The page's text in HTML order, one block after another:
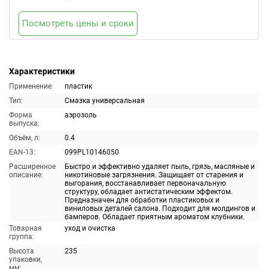
Характеристики
Применение:
пластик
Тип:
Смазка универсальная
Форма
выпуска:
аэрозоль
Объём, л:
0.4
EAN-13:
099PL10146050
Расширенное
описание:
Быстро и эффективно удаляет пыль, грязь, масляные и
никотиновые загрязнения. Защищает от старения и
выгорания, восстанавливает первоначальную
структуру, обладает антистатическим эффектом.
Предназначен для обработки пластиковых и
виниловых деталей салона. Подходит для молдингов и
бамперов. Обладает приятным ароматом клубники.
Товарная
группа:
уход и очистка
Высота
упаковки,
235
Посмотреть цены и сроки